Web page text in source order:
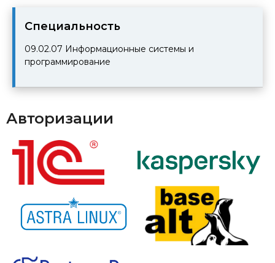
Cпециальность
09.02.07 Информационные системы и
программирование
Авторизации